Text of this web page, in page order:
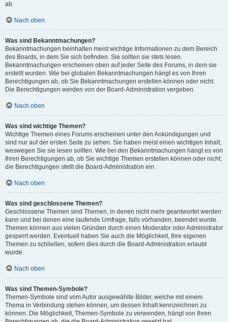
ab.
Nach oben
Was sind Bekanntmachungen?
Bekanntmachungen beinhalten meist wichtige Informationen zu dem Bereich
des Boards, in dem Sie sich befinden. Sie sollten sie stets lesen.
Bekanntmachungen erscheinen oben auf jeder Seite des Forums, in dem sie
erstellt wurden. Wie bei globalen Bekanntmachungen hängt es von Ihren
Berechtigungen ab, ob Sie Bekanntmachungen erstellen können oder nicht.
Die Berechtigungen werden von der Board-Administration vergeben.
Nach oben
Was sind wichtige Themen?
Wichtige Themen eines Forums erscheinen unter den Ankündigungen und
sind nur auf der ersten Seite zu sehen. Sie haben meist einen wichtigen Inhalt,
weswegen Sie sie lesen sollten. Wie bei den Bekanntmachungen hängt es von
Ihren Berechtigungen ab, ob Sie wichtige Themen erstellen können oder nicht;
die Berechtigungen stellt die Board-Administration ein.
Nach oben
Was sind geschlossene Themen?
Geschlossene Themen sind Themen, in denen nicht mehr geantwortet werden
kann und bei denen eine laufende Umfrage, falls vorhanden, beendet wurde.
Themen können aus vielen Gründen durch einen Moderator oder Administrator
gesperrt werden. Eventuell haben Sie auch die Möglichkeit, Ihre eigenen
Themen zu schließen, sofern dies durch die Board-Administration erlaubt
wurde.
Nach oben
Was sind Themen-Symbole?
Themen-Symbole sind vom Autor ausgewählte Bilder, welche mit einem
Thema in Verbindung stehen können, um dessen Inhalt kennzeichnen zu
können. Die Möglichkeit, Themen-Symbole zu verwenden, hängt von Ihren